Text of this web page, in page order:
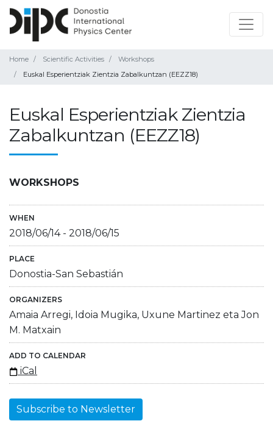
Home Scientific Activities
Workshops
Euskal Esperientziak Zientzia Zabalkuntzan (EEZZ18)
Euskal Esperientziak Zientzia
Zabalkuntzan (EEZZ18)
WORKSHOPS
WHEN
2018/06/14- 2018/06/15
PLACE
Donostia-San Sebastián
ORGANIZERS
Amaia Arregi, Idoia Mugika, Uxune Martinez eta Jon
M. Matxain
ADD TO CALENDAR
iCal
Subscribe to Newsletter